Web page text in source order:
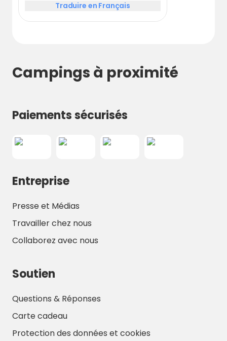
Traduire en Français
Campings à proximité
Paiements sécurisés
Entreprise
Presse et Médias
Travailler chez nous
Collaborez avec nous
Soutien
Questions & Réponses
Carte cadeau
Protection des données et cookies